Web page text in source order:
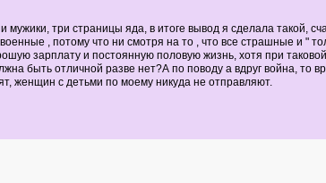
мужики, три страницы яда, в итоге вывод я сделала такой,
, потому что ни смотря на то , что все страшные и "
зарплату и постоянную половую жизнь, хотя при
быть отличной разве нет?А по поводу а вдруг война, то
женщин с детьми по моему никуда не отправляют.